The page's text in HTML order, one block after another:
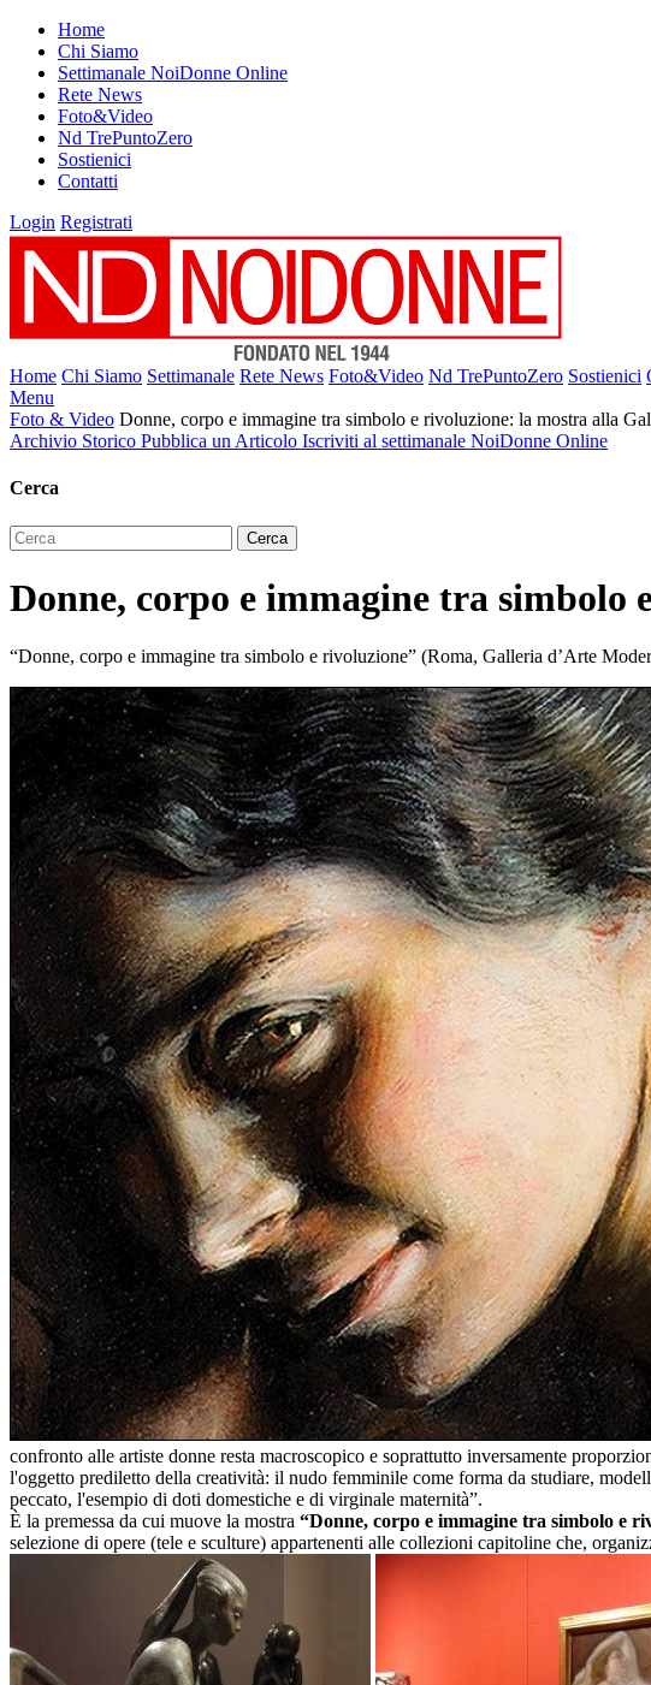
Home
Chi Siamo
Settimanale NoiDonne Online
Rete News
Foto&Video
Nd TrePuntoZero
Sostienici
Contatti
Login Registrati
Home Chi Siamo Settimanale Rete News Foto&Video Nd TrePuntoZero Sostienici
Menu
Foto & Video Donne, corpo e immagine tra simbolo e rivoluzione: la mostra alla
Archivio Storico Pubblica un Articolo Iscriviti al settimanale NoiDonne Online
Cerca
Donne, corpo e immagine tra
“Donne, corpo e immagine tra simbolo e rivoluzione” (Roma, Galleria d’Arte
confronto alle artiste donne resta macroscopico e soprattutto inversamente
l'oggetto prediletto della creatività: il nudo femminile come forma da studiare,
peccato, l'esempio di doti domestiche e di virginale maternità”.
È la premessa da cui muove la mostra “Donne, corpo e immagine tra simbolo e
selezione di opere (tele e sculture) appartenenti alle collezioni capitoline che,